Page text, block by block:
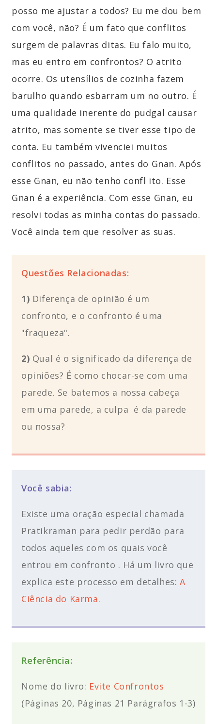
posso me ajustar a todos? Eu me dou bem
com você, não? É um fato que conflitos
surgem de palavras ditas. Eu falo muito,
mas eu entro em confrontos? O atrito
ocorre. Os utensílios de cozinha fazem
barulho quando esbarram um no outro. É
uma qualidade inerente do pudgal causar
atrito, mas somente se tiver esse tipo de
conta. Eu também vivenciei muitos
conflitos no passado, antes do Gnan. Após
esse Gnan, eu não tenho confl ito. Esse
Gnan é a experiência. Com esse Gnan, eu
resolvi todas as minha contas do passado.
Você ainda tem que resolver as suas.
Questões Relacionadas:
1) Diferença de opinião é um
confronto, e o confronto é uma
"fraqueza".
2) Qual é o significado da diferença de
opiniões? É como chocar-se com uma
parede. Se batemos a nossa cabeça
em uma parede, a culpa é da parede
ou nossa?
Você sabia:
Existe uma oração especial chamada
Pratikraman para pedir perdão para
todos aqueles com os quais você
entrou em confronto . Há um livro que
explica este processo em detalhes:A
Ciência do Karma.
Referência:
Nome do livro: Evite Confrontos
(Páginas 20, Páginas 21 Parágrafos 1-3)